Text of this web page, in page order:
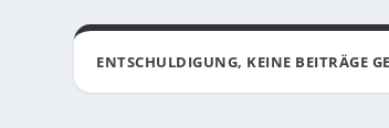
ENTSCHULDIGUNG, KEINE BEITRÄGE